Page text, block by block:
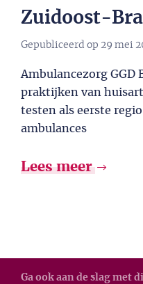
Zuidoost-
Gepubliceerd op 29 mei
Ambulancezorg GGD
praktijken van
testen als eerste
ambulances
Lees meer
Ga ook aan de slag met